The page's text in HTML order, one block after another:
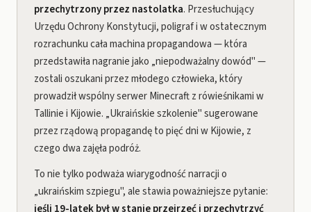
przechytrzony przez nastolatka. Przesłuchujący
Urzędu Ochrony Konstytucji, poligraf i w ostatecznym
rozrachunku cała machina propagandowa — która
przedstawiła nagranie jako „niepodważalny dowód" —
zostali oszukani przez młodego człowieka, który
prowadził wspólny serwer Minecraft z rówieśnikami w
Tallinie i Kijowie. „Ukraińskie szkolenie" sugerowane
przez rządową propagandę to pięć dni w Kijowie, z
czego dwa zajęła podróż.
To nie tylko podważa wiarygodność narracji o
„ukraińskim szpiegu", ale stawia poważniejsze pytanie:
jeśli 19-latek był w stanie przejrzeć i przechytrzyć